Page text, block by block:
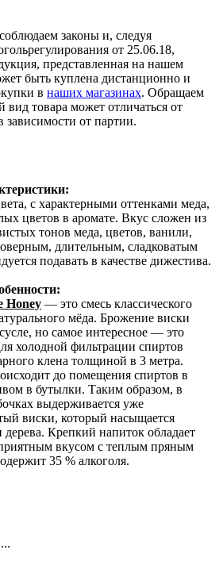
законы и, следуя
от 25.06.18,
представленная на нашем
быть куплена дистанционно и
в наших магазинах. Обращаем
товара может отличаться от
зависимости от партии.
с характерными оттенками меда,
цветов в аромате. Вкус сложен из
тонов меда, цветов, ванили,
длительным, сладковатым
подавать в качестве дижестива.
Honey — это смесь классического
мёда. Брожение виски
но самое интересное — это
холодной фильтрации спиртов
клена толщиной в 3 метра.
до помещения спиртов в
в бутылки. Таким образом, в
выдерживается уже
виски, который насыщается
Крепкий напиток обладает
вкусом с теплым пряным
35 % алкоголя.